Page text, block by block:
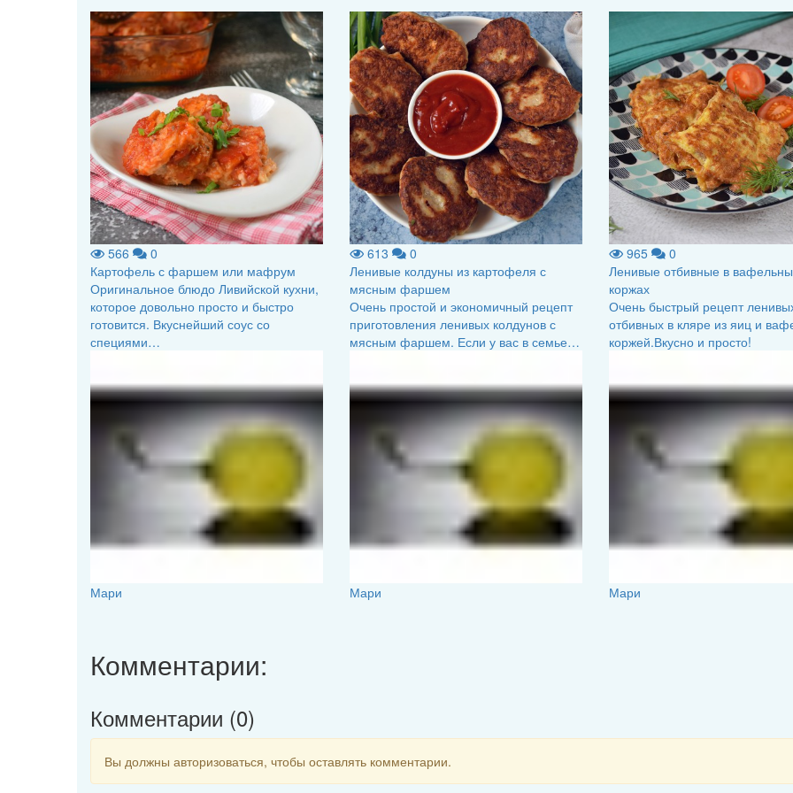
566
0
Картофель с фаршем или мафрум
Оригинальное блюдо Ливийской кухни,
которое довольно просто и быстро
готовится. Вкуснейший соус со
специями…
Мари
613
0
Ленивые колдуны из картофеля с
мясным фаршем
Очень простой и экономичный рецепт
приготовления ленивых колдунов с
мясным фаршем. Если у вас в семье…
Мари
965
0
Ленивые отбивные в
коржах
Очень быстрый рецепт
отбивных в кляре из яиц и
коржей.Вкусно и просто!
Мари
Комментарии:
Комментарии (0)
Вы должны авторизоваться, чтобы оставлять комментарии.